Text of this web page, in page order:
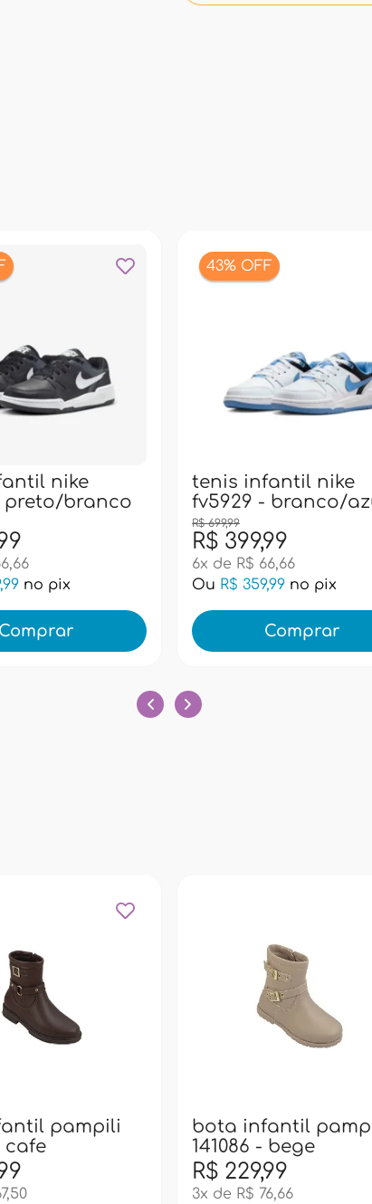
nike
preto/branco
no pix
Comprar
43% OFF
tenis infantil nike
fv5929 - branco/
R$ 399,99
R$ 699,99
6x de R$ 66,66
Ou R$ 359,99 no pix
Comprar
pampili
cafe
bota infantil
141086 - bege
R$ 229,99
3x de R$ 76,66